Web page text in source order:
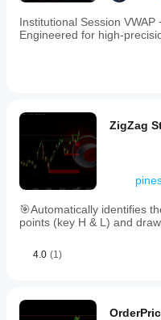
Institutional Session VWAP
Engineered for high-
ZigZag
🎯Automatically identifies
points (key H & L) and
4.0 (1)